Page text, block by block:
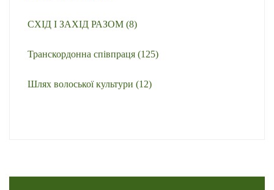
СХІД І ЗАХІД РАЗОМ (8)
Транскордонна співпраця (125)
Шлях волоської культури (12)